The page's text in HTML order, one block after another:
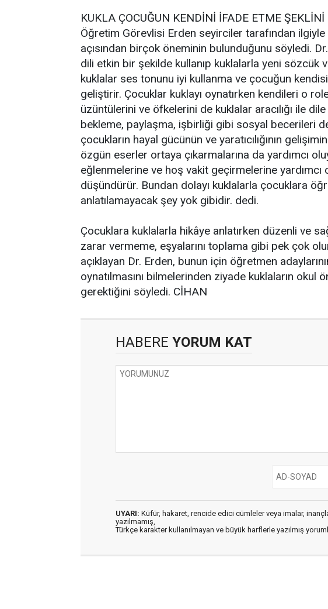
KUKLA ÇOCUĞUN KENDİNİ İFADE ETME ŞEKLİNİ
Öğretim Görevlisi Erden seyirciler tarafından
açısından birçok öneminin bulunduğunu söyledi.
dili etkin bir şekilde kullanıp kuklalarla yeni sözcük
kuklalar ses tonunu iyi kullanma ve çocuğun
geliştirir. Çocuklar kuklayı oynatırken kendileri o
üzüntülerini ve öfkelerini de kuklalar aracılığı ile
bekleme, paylaşma, işbirliği gibi sosyal becerileri
çocukların hayal gücünün ve yaratıcılığının
özgün eserler ortaya çıkarmalarına da yardımcı
eğlenmelerine ve hoş vakit geçirmelerine yardımcı
düşündürür. Bundan dolayı kuklalarla çocuklara
anlatılamayacak şey yok gibidir. dedi.
Çocuklara kuklalarla hikâye anlatırken düzenli ve
zarar vermeme, eşyalarını toplama gibi pek çok
açıklayan Dr. Erden, bunun için öğretmen
oynatılmasını bilmelerinden ziyade kuklaların okul
gerektiğini söyledi. CİHAN
HABERE YORUM KAT
UYARI: Küfür, hakaret, rencide edici cümleler veya imalar,
yazılmamış,
Türkçe karakter kullanılmayan ve büyük harflerle yazılmış